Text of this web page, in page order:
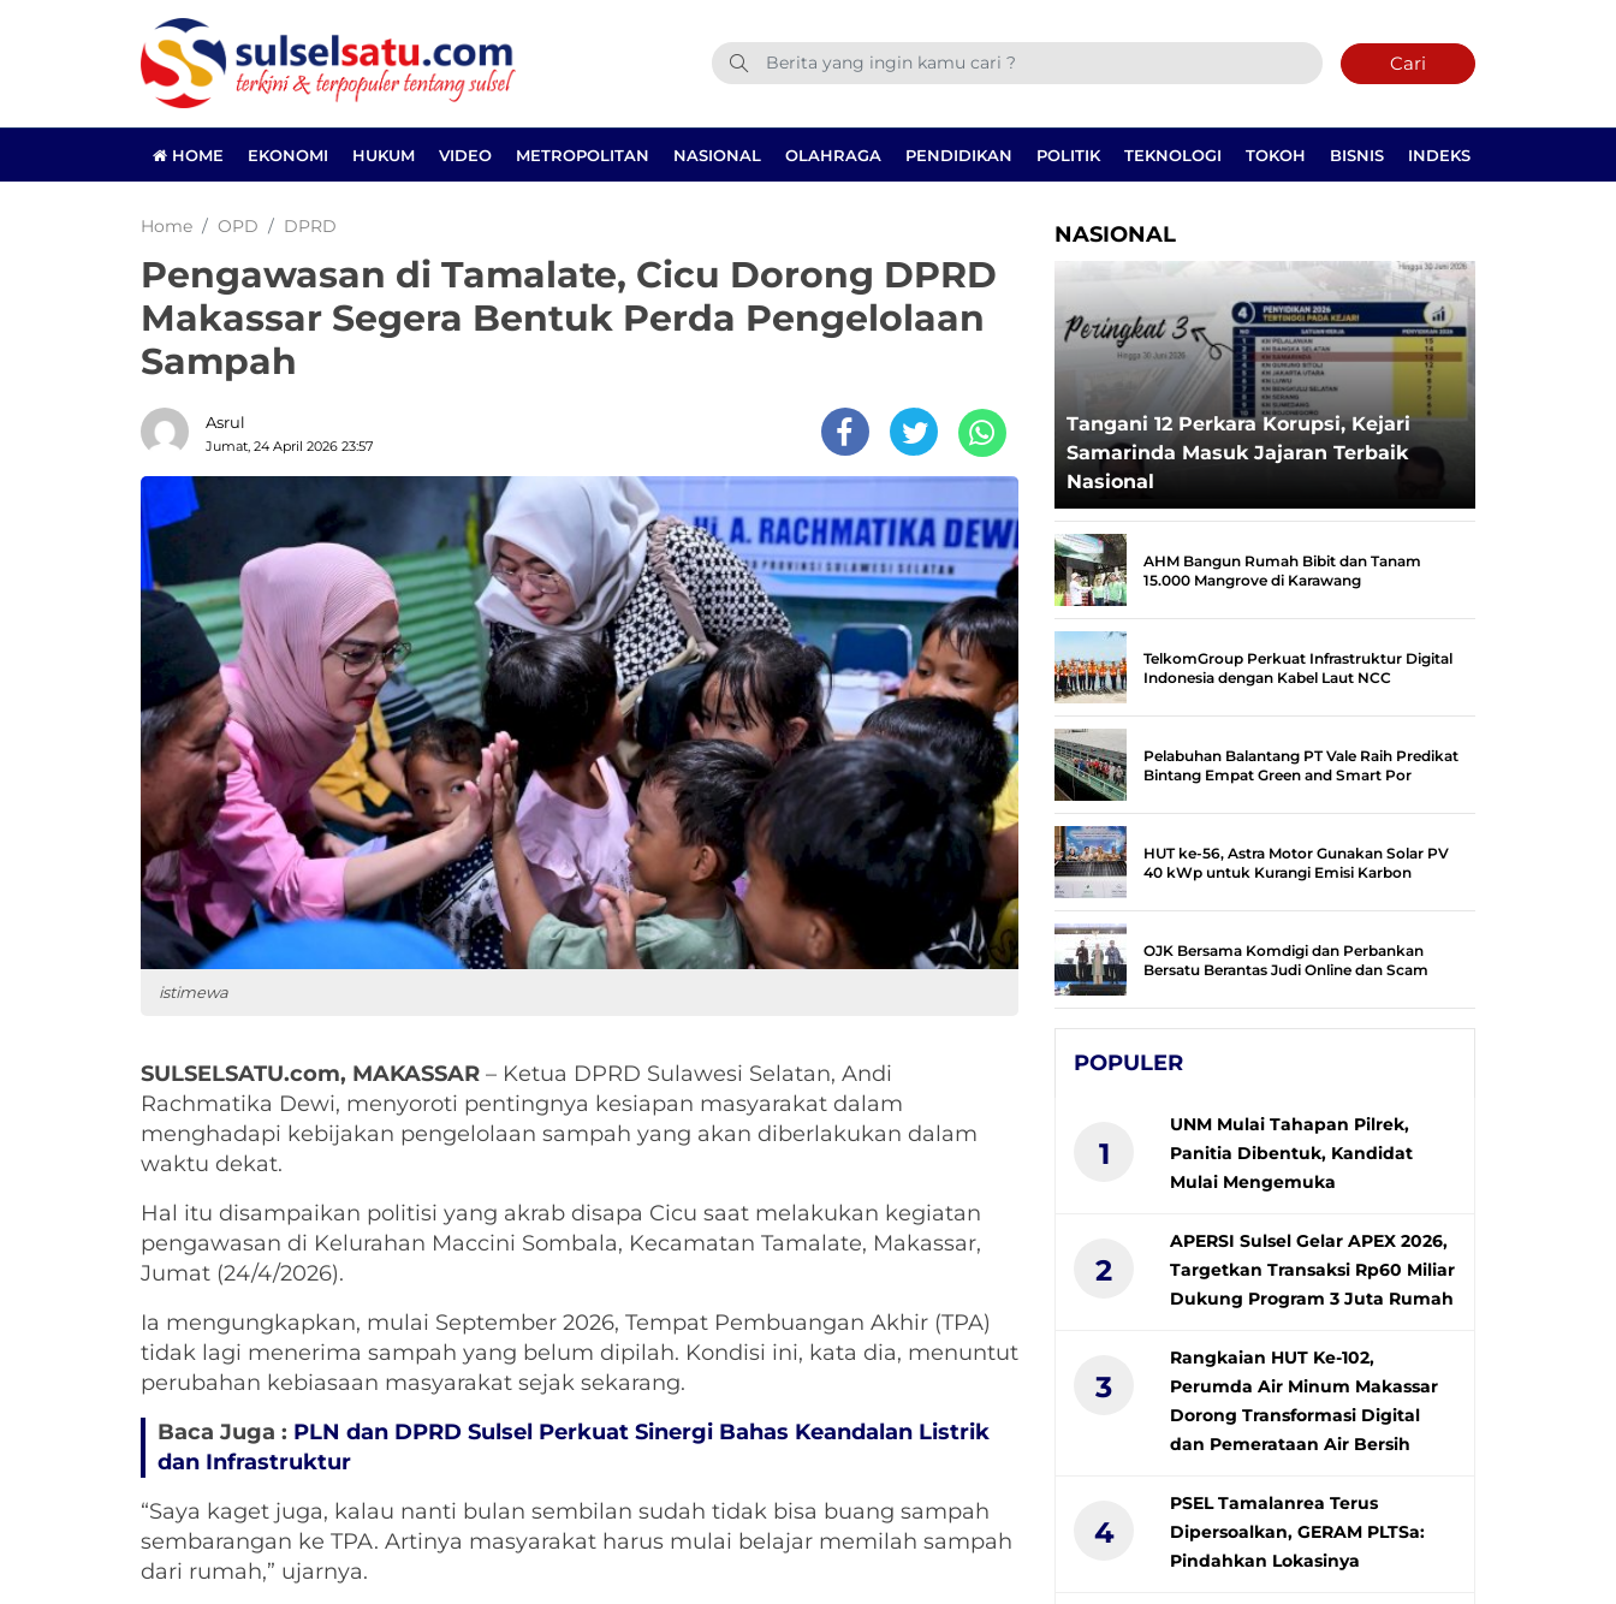
Cari
HOME EKONOMI HUKUM VIDEO METROPOLITAN NASIONAL OLAHRAGA PENDIDIKAN POLITIK TEKNOLOGI TOKOH BISNIS INDEKS
Home OPD DPRD
Pengawasan di Tamalate, Cicu Dorong DPRD
Makassar Segera Bentuk Perda Pengelolaan
Sampah
Asrul
Jumat, 24 April 2026 23:57
istimewa
SULSELSATU.com, MAKASSAR – Ketua DPRD Sulawesi Selatan, Andi
Rachmatika Dewi, menyoroti pentingnya kesiapan masyarakat dalam
menghadapi kebijakan pengelolaan sampah yang akan diberlakukan dalam
waktu dekat.
Hal itu disampaikan politisi yang akrab disapa Cicu saat melakukan kegiatan
pengawasan di Kelurahan Maccini Sombala, Kecamatan Tamalate, Makassar,
Jumat (24/4/2026).
Ia mengungkapkan, mulai September 2026, Tempat Pembuangan Akhir (TPA)
tidak lagi menerima sampah yang belum dipilah. Kondisi ini, kata dia, menuntut
perubahan kebiasaan masyarakat sejak sekarang.
Baca Juga : PLN dan DPRD Sulsel Perkuat Sinergi Bahas Keandalan Listrik
dan Infrastruktur
“Saya kaget juga, kalau nanti bulan sembilan sudah tidak bisa buang sampah
sembarangan ke TPA. Artinya masyarakat harus mulai belajar memilah sampah
dari rumah,” ujarnya.
NASIONAL
Tangani 12 Perkara Korupsi, Kejari
Samarinda Masuk Jajaran Terbaik
Nasional
AHM Bangun Rumah Bibit dan Tanam
15.000 Mangrove di Karawang
TelkomGroup Perkuat Infrastruktur Digital
Indonesia dengan Kabel Laut NCC
Pelabuhan Balantang PT Vale Raih Predikat
Bintang Empat Green and Smart Por
HUT ke-56, Astra Motor Gunakan Solar PV
40 kWp untuk Kurangi Emisi Karbon
OJK Bersama Komdigi dan Perbankan
Bersatu Berantas Judi Online dan Scam
POPULER
1
UNM Mulai Tahapan Pilrek,
Panitia Dibentuk, Kandidat
Mulai Mengemuka
2
APERSI Sulsel Gelar APEX 2026,
Targetkan Transaksi Rp60 Miliar
Dukung Program 3 Juta Rumah
3
Rangkaian HUT Ke-102,
Perumda Air Minum Makassar
Dorong Transformasi Digital
dan Pemerataan Air Bersih
4
PSEL Tamalanrea Terus
Dipersoalkan, GERAM PLTSa:
Pindahkan Lokasinya